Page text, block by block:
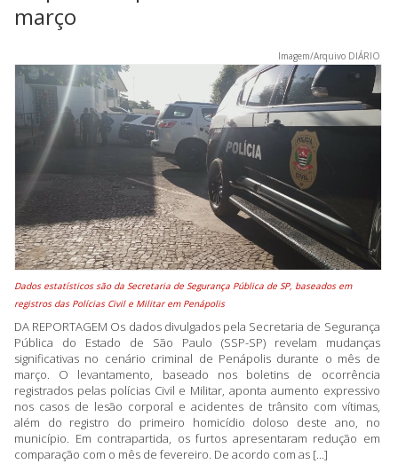
março
Imagem/Arquivo DIÁRIO
Dados estatísticos são da Secretaria de Segurança Pública de SP, baseados em
registros das Polícias Civil e Militar em Penápolis
DA REPORTAGEM Os dados divulgados pela Secretaria de Segurança
Pública do Estado de São Paulo (SSP-SP) revelam mudanças
significativas no cenário criminal de Penápolis durante o mês de
março. O levantamento, baseado nos boletins de ocorrência
registrados pelas polícias Civil e Militar, aponta aumento expressivo
nos casos de lesão corporal e acidentes de trânsito com vítimas,
além do registro do primeiro homicídio doloso deste ano, no
município. Em contrapartida, os furtos apresentaram redução em
comparação com o mês de fevereiro. De acordo com as [...]